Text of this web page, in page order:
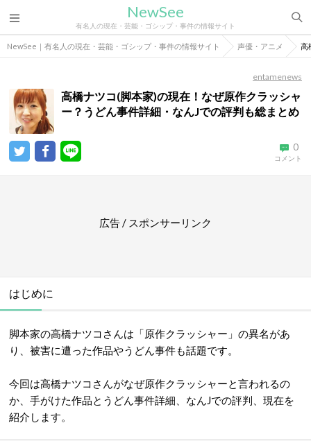
NewSee
有名人の現在・芸能・ゴシップ・事件の情報サイト
NewSee｜有名人の現在・芸能・ゴシップ・事件の情報サイト 声優・アニメ 高
entamenews
高橋ナツコ(脚本家)の現在！なぜ原作クラッシャ
ー？うどん事件詳細・なんJでの評判も総まとめ
0
コメント
広告 / スポンサーリンク
はじめに
脚本家の高橋ナツコさんは「原作クラッシャー」の異名があ
り、被害に遭った作品やうどん事件も話題です。
今回は高橋ナツコさんがなぜ原作クラッシャーと言われるの
か、手がけた作品とうどん事件詳細、なんJでの評判、現在を
紹介します。